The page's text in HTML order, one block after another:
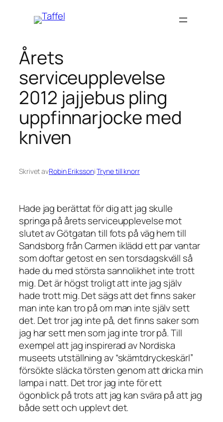
Årets
serviceupplevelse
2012 jajjebus pling
uppfinnarjocke med
kniven
Skrivet avRobin ErikssoniTryne till knorr
Hade jag berättat för dig att jag skulle
springa på årets serviceupplevelse mot
slutet av Götgatan till fots på väg hem till
Sandsborg från Carmen iklädd ett par vantar
som doftar getost en sen torsdagskväll så
hade du med största sannolikhet inte trott
mig. Det är högst troligt att inte jag själv
hade trott mig. Det sägs att det finns saker
man inte kan tro på om man inte själv sett
det. Det tror jag inte på, det finns saker som
jag har sett men som jag inte tror på. Till
exempel att jag inspirerad av Nordiska
museets utställning av “skämtdryckeskärl”
försökte släcka törsten genom att dricka min
lampa i natt. Det tror jag inte för ett
ögonblick på trots att jag kan svära på att jag
både sett och upplevt det.